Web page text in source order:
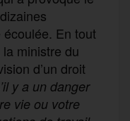
écoulée. En tout
ministre du
d’un droit
y a un danger
vie ou votre